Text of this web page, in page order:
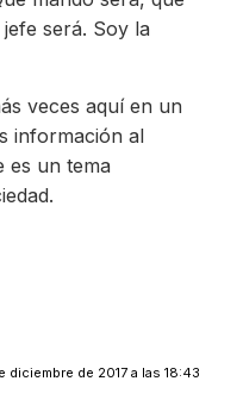
será. Soy la
veces aquí en un
información al
es un tema
diciembre de 2017 a las 18:43